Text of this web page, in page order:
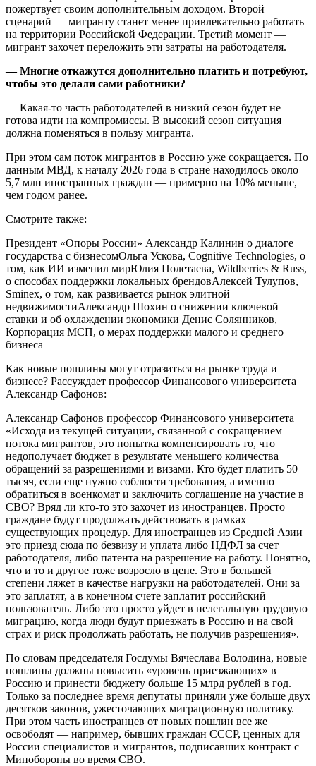
пожертвует своим дополнительным доходом. Второй
сценарий — мигранту станет менее привлекательно работать
на территории Российской Федерации. Третий момент —
мигрант захочет переложить эти затраты на работодателя.
— Многие откажутся дополнительно платить и потребуют,
чтобы это делали сами работники?
— Какая-то часть работодателей в низкий сезон будет не
готова идти на компромиссы. В высокий сезон ситуация
должна поменяться в пользу мигранта.
При этом сам поток мигрантов в Россию уже сокращается. По
данным МВД, к началу 2026 года в стране находилось около
5,7 млн иностранных граждан — примерно на 10% меньше,
чем годом ранее.
Смотрите также:
Президент «Опоры России» Александр Калинин о диалоге
государства с бизнесомОльга Ускова, Cognitive Technologies, о
том, как ИИ изменил мирЮлия Полетаева, Wildberries & Russ,
о способах поддержки локальных брендовАлексей Тулупов,
Sminex, о том, как развивается рынок элитной
недвижимостиАлександр Шохин о снижении ключевой
ставки и об охлаждении экономики Денис Солянников,
Корпорация МСП, о мерах поддержки малого и среднего
бизнеса
Как новые пошлины могут отразиться на рынке труда и
бизнесе? Рассуждает профессор Финансового университета
Александр Сафонов:
Александр Сафонов профессор Финансового университета
«Исходя из текущей ситуации, связанной с сокращением
потока мигрантов, это попытка компенсировать то, что
недополучает бюджет в результате меньшего количества
обращений за разрешениями и визами. Кто будет платить 50
тысяч, если еще нужно соблюсти требования, а именно
обратиться в военкомат и заключить соглашение на участие в
СВО? Вряд ли кто-то это захочет из иностранцев. Просто
граждане будут продолжать действовать в рамках
существующих процедур. Для иностранцев из Средней Азии
это приезд сюда по безвизу и уплата либо НДФЛ за счет
работодателя, либо патента на разрешение на работу. Понятно,
что и то и другое тоже возросло в цене. Это в большей
степени ляжет в качестве нагрузки на работодателей. Они за
это заплатят, а в конечном счете заплатит российский
пользователь. Либо это просто уйдет в нелегальную трудовую
миграцию, когда люди будут приезжать в Россию и на свой
страх и риск продолжать работать, не получив разрешения».
По словам председателя Госдумы Вячеслава Володина, новые
пошлины должны повысить «уровень приезжающих» в
Россию и принести бюджету больше 15 млрд рублей в год.
Только за последнее время депутаты приняли уже больше двух
десятков законов, ужесточающих миграционную политику.
При этом часть иностранцев от новых пошлин все же
освободят — например, бывших граждан СССР, ценных для
России специалистов и мигрантов, подписавших контракт с
Минобороны во время СВО.